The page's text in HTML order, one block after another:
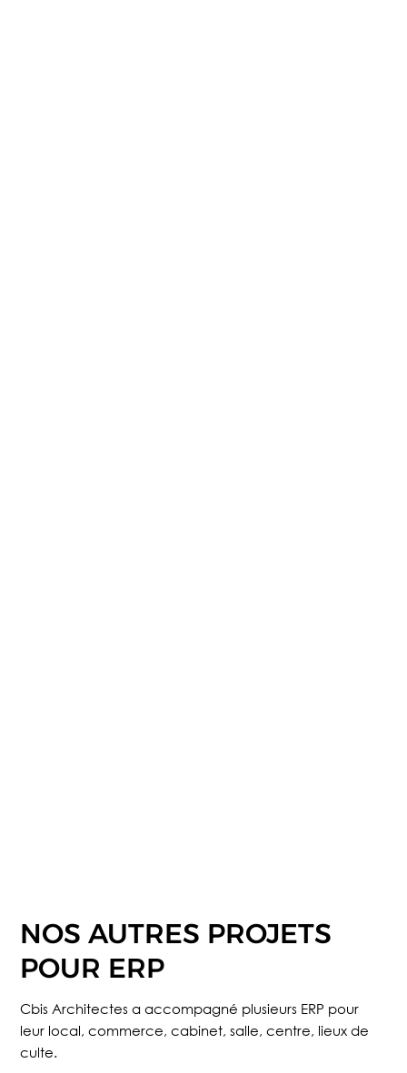
NOS AUTRES PROJETS
POUR ERP
Cbis Architectes a accompagné plusieurs ERP pour
leur local, commerce, cabinet, salle, centre, lieux de
culte.